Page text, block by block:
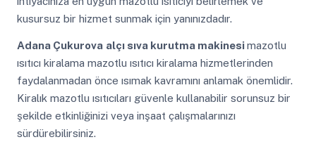
kusursuz bir hizmet sunmak için yanınızdadır.
Adana Çukurova alçı sıva kurutma makinesimazotlu
ısıtıcı kiralama mazotlu ısıtıcı kiralama hizmetlerinden
faydalanmadan önce ısımak kavramını anlamak önemlidir.
Kiralık mazotlu ısıtıcıları güvenle kullanabilir sorunsuz bir
şekilde etkinliğinizi veya inşaat çalışmalarınızı
sürdürebilirsiniz.